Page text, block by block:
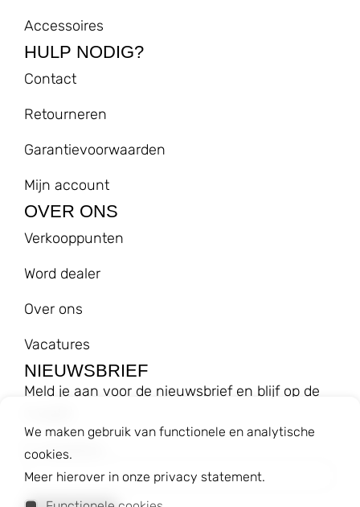
Accessoires
HULP NODIG?
Contact
Retourneren
Garantievoorwaarden
Mijn account
OVER ONS
Verkooppunten
Word dealer
Over ons
Vacatures
NIEUWSBRIEF
Meld je aan voor de nieuwsbrief en blijf op de
E-mailadres
We maken gebruik van functionele en analytische
cookies.
Meer hierover in onze privacy statement.